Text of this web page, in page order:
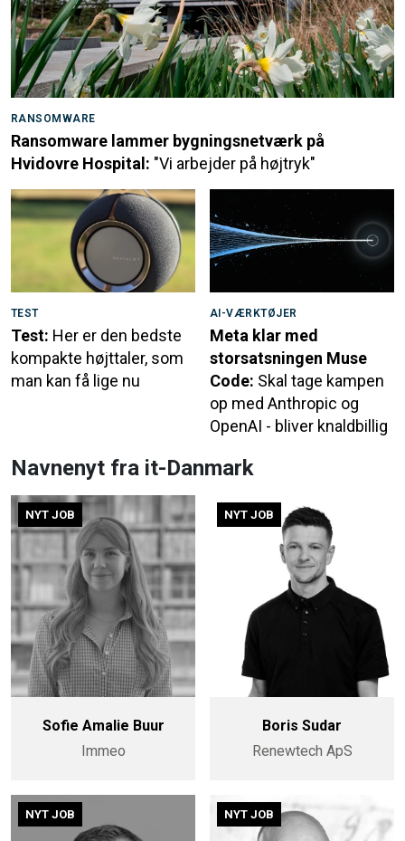
RANSOMWARE
Ransomware lammer bygningsnetværk på
Hvidovre Hospital: "Vi arbejder på højtryk"
TEST
Test: Her er den bedste
kompakte højttaler, som
man kan få lige nu
AI-VÆRKTØJER
Meta klar med
storsatsningen Muse
Code: Skal tage kampen
op med Anthropic og
OpenAI - bliver knaldbillig
Navnenyt fra it-Danmark
NYT JOB
Sofie Amalie Buur
Immeo
NYT JOB
Boris Sudar
Renewtech ApS
NYT JOB NYT JOB